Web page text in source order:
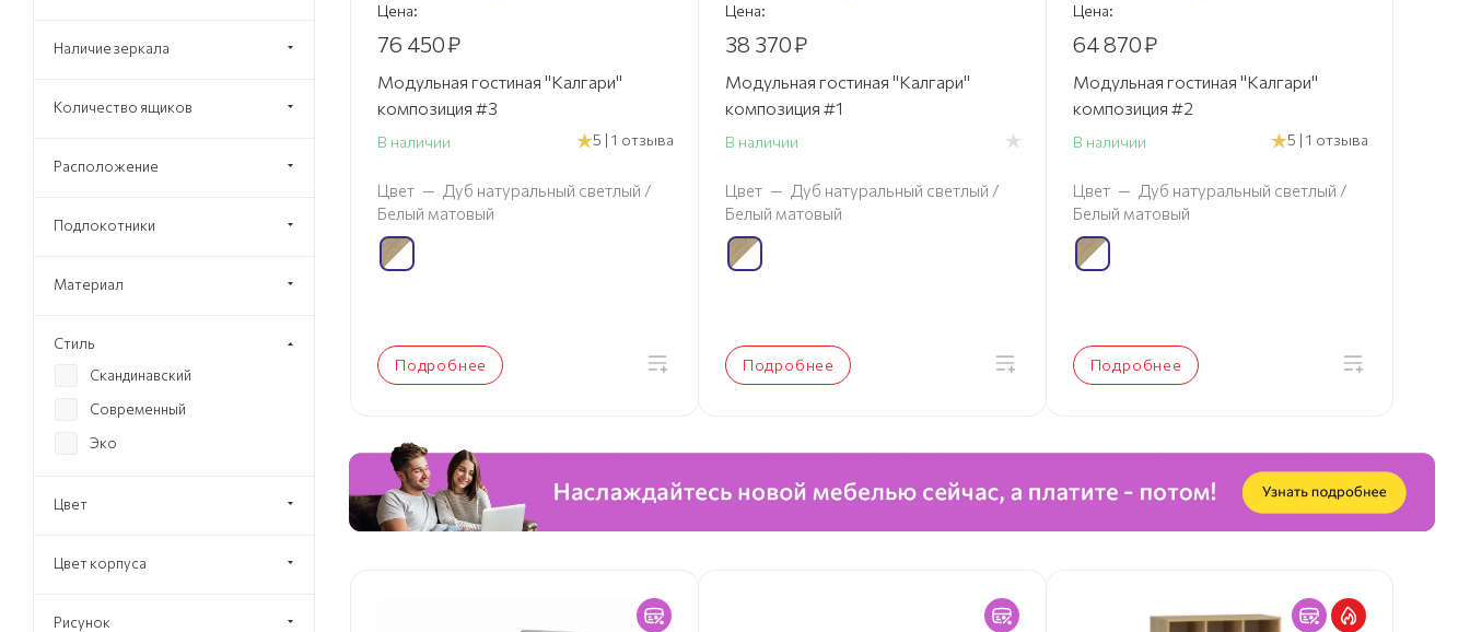
Цена:
76 450₽
Модульная гостиная "Калгари"
композиция #3
В наличии 5 | 1 отзыва
Цвет — Дуб натуральный светлый /
Белый матовый
Подробнее
Цена:
38 370₽
Модульная гостиная "Калгари"
композиция #1
В наличии
Цвет — Дуб натуральный светлый /
Белый матовый
Подробнее
Цена:
64 870₽
Модульная гостиная "Калгари"
композиция #2
В наличии 5 | 1 отзыва
Цвет — Дуб натуральный светлый /
Белый матовый
Подробнее
Наличие зеркала
Количество ящиков
Расположение
Подлокотники
Материал
Стиль
Скандинавский
Современный
Эко
Цвет
Цвет корпуса
Рисунок